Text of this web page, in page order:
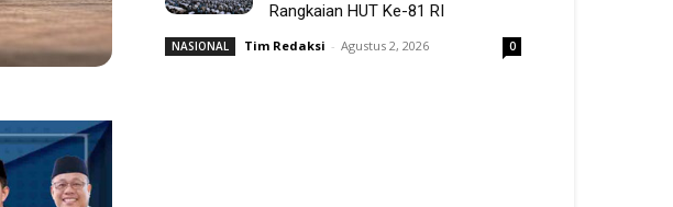
Rangkaian HUT Ke-81 RI
NASIONAL Tim Redaksi - Agustus 2, 2026 0